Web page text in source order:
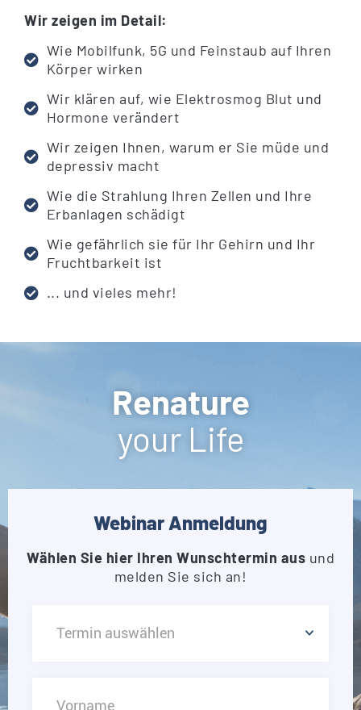
Wir zeigen im Detail:
Wie Mobilfunk, 5G und Feinstaub auf Ihren
Körper wirken
Wir klären auf, wie Elektrosmog Blut und
Hormone verändert
Wir zeigen Ihnen, warum er Sie müde und
depressiv macht
Wie die Strahlung Ihren Zellen und Ihre
Erbanlagen schädigt
Wie gefährlich sie für Ihr Gehirn und Ihr
Fruchtbarkeit ist
... und vieles mehr!
Renature
your Life
Webinar Anmeldung
Wählen Sie hier Ihren Wunschtermin aus und
melden Sie sich an!